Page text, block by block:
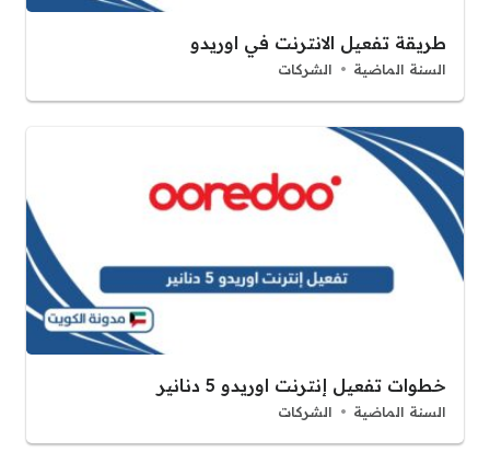
طريقة تفعيل الانترنت في اوريدو
السنة الماضية الشركات
خطوات تفعيل إنترنت اوريدو 5 دنانير
السنة الماضية الشركات